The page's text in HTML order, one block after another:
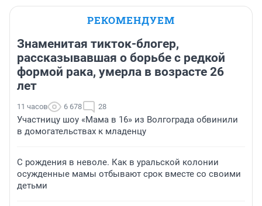
РЕКОМЕНДУЕМ
Знаменитая тикток-блогер,
рассказывавшая о борьбе с редкой
формой рака, умерла в возрасте 26
лет
11 часов 6 678 28
Участницу шоу «Мама в 16» из Волгограда обвинили
в домогательствах к младенцу
С рождения в неволе. Как в уральской колонии
осужденные мамы отбывают срок вместе со своими
детьми